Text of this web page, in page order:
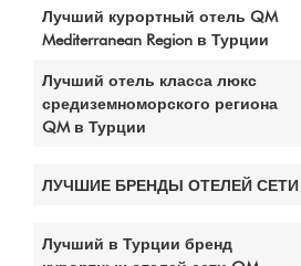
Лучший курортный отель QM
Mediterranean Region в Турции
Лучший отель класса люкс
средиземноморского региона
QM в Турции
ЛУЧШИЕ БРЕНДЫ ОТЕЛЕЙ СЕТИ
Лучший в Турции бренд